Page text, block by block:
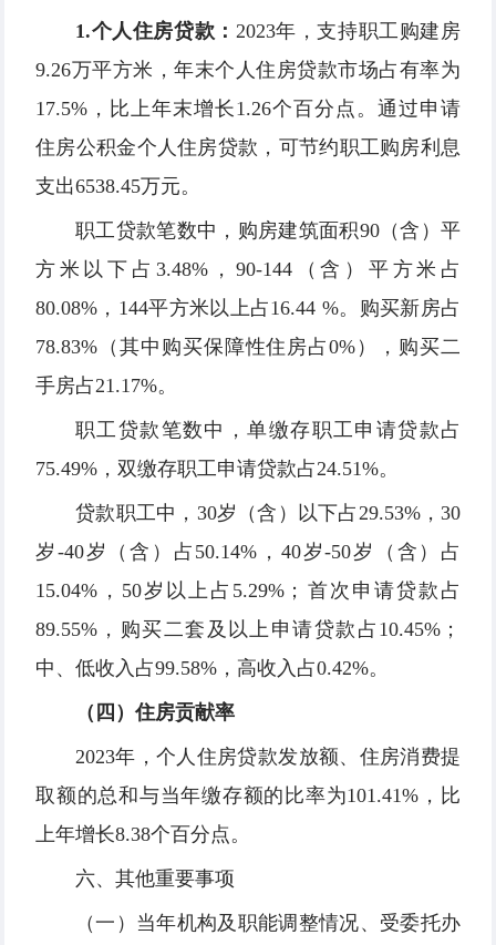
1.个人住房贷款： 2023年，支持职工购建房
9.26万平方米，年末个人住房贷款市场占有率为
17.5%，比上年末增长1.26个百分点。通过申请
住房公积金个人住房贷款，可节约职工购房利息
支出6538.45万元。
职工贷款笔数中，购房建筑面积90（含）平
方米以下占3.48%，90-144（含）平方米占
80.08%，144平方米以上占16.44 %。购买新房占
78.83%（其中购买保障性住房占0%），购买二
手房占21.17%。
职工贷款笔数中，单缴存职工申请贷款占
75.49%，双缴存职工申请贷款占24.51%。
贷款职工中，30岁（含）以下占29.53%，30
岁-40岁（含）占50.14%，40岁-50岁（含）占
15.04%，50岁以上占5.29%；首次申请贷款占
89.55%，购买二套及以上申请贷款占10.45%；
中、低收入占99.58%，高收入占0.42%。
（四）住房贡献率
2023年，个人住房贷款发放额、住房消费提
取额的总和与当年缴存额的比率为101.41%，比
上年增长8.38个百分点。
六、其他重要事项
（一）当年机构及职能调整情况、受委托办